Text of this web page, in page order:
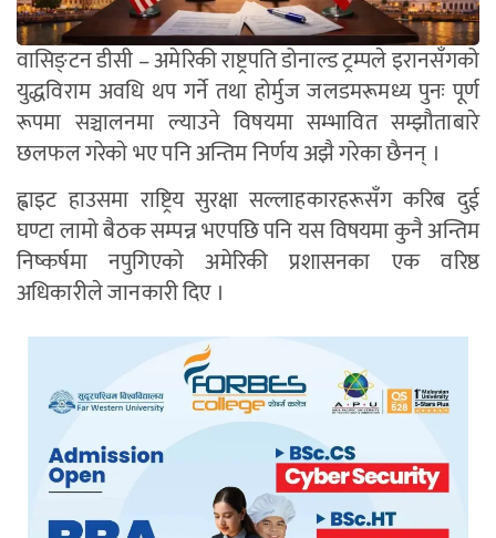
वासिङ्टन डीसी – अमेरिकी राष्ट्रपति डोनाल्ड ट्रम्पले इरानसँगको
युद्धविराम अवधि थप गर्ने तथा होर्मुज जलडमरूमध्य पुनः पूर्ण
रूपमा सञ्चालनमा ल्याउने विषयमा सम्भावित सम्झौताबारे
छलफल गरेकाे भए पनि अन्तिम निर्णय अझै गरेका छैनन् ।
ह्वाइट हाउसमा राष्ट्रिय सुरक्षा सल्लाहकारहरूसँग करिब दुई
घण्टा लामो बैठक सम्पन्न भएपछि पनि यस विषयमा कुनै अन्तिम
निष्कर्षमा नपुगिएको अमेरिकी प्रशासनका एक वरिष्ठ
अधिकारीले जानकारी दिए ।